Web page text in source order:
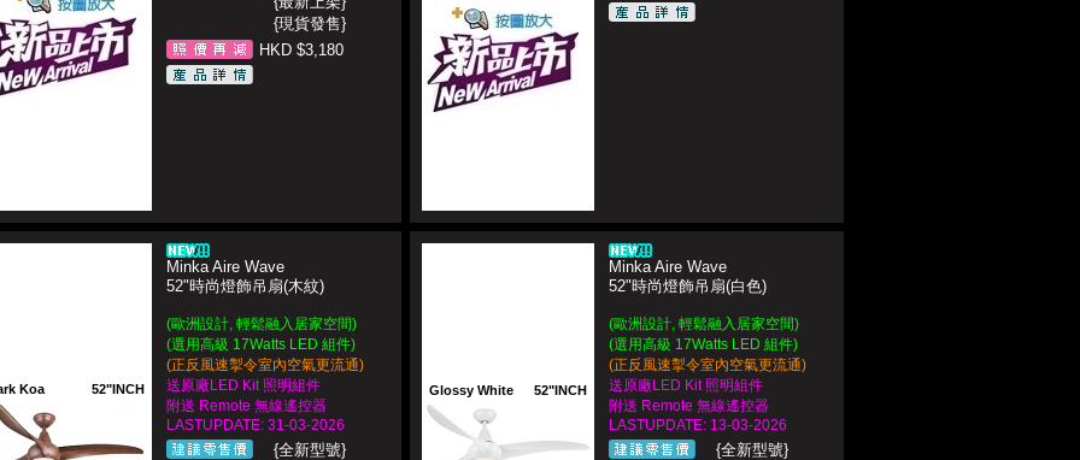
{現貨發售}
HKD $3,180
Koa 52"INCH
Minka Aire Wave
52"時尚燈飾吊扇(木紋)
(歐洲設計, 輕鬆融入居家空間)
(選用高級 17Watts LED 組件)
(正反風速掣令室內空氣更流通)
送原廠LED Kit 照明組件
附送 Remote 無線遙控器
LASTUPDATE: 31-03-2026
{全新型號}
Glossy White 52"INCH
Minka Aire Wave
52"時尚燈飾吊扇(白色)
(歐洲設計, 輕鬆融入居家空間)
(選用高級 17Watts LED 組件)
(正反風速掣令室內空氣更流通)
送原廠LED Kit 照明組件
附送 Remote 無線遙控器
LASTUPDATE: 13-03-2026
{全新型號}